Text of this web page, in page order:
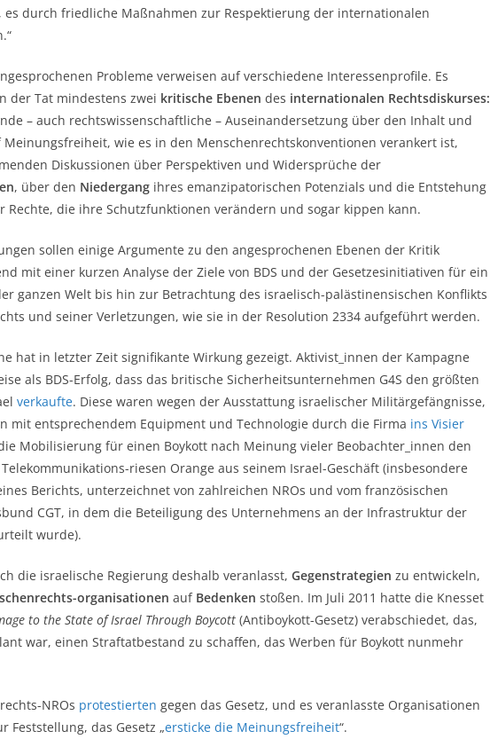
es durch friedliche Maßnahmen zur Respektierung der internationalen
Probleme verweisen auf verschiedene Interessenprofile. Es
der Tat mindestens zwei kritische Ebenen des internationalen Rechtsdiskurses:
– auch rechtswissenschaftliche – Auseinandersetzung über den Inhalt und
Meinungsfreiheit, wie es in den Menschenrechtskonventionen verankert ist,
Diskussionen über Perspektiven und Widersprüche der
, über den Niedergang ihres emanzipatorischen Potenzials und die Entstehung
Rechte, die ihre Schutzfunktionen verändern und sogar kippen kann.
sollen einige Argumente zu den angesprochenen Ebenen der Kritik
mit einer kurzen Analyse der Ziele von BDS und der Gesetzesinitiativen für ein
ganzen Welt bis hin zur Betrachtung des israelisch-palästinensischen Konflikts
und seiner Verletzungen, wie sie in der Resolution 2334 aufgeführt werden.
hat in letzter Zeit signifikante Wirkung gezeigt. Aktivist_innen der Kampagne
als BDS-Erfolg, dass das britische Sicherheitsunternehmen G4S den größten
verkaufte. Diese waren wegen der Ausstattung israelischer Militärgefängnisse,
mit entsprechendem Equipment und Technologie durch die Firma ins Visier
Mobilisierung für einen Boykott nach Meinung vieler Beobachter_innen den
riesen Orange aus seinem Israel-Geschäft (insbesondere
Berichts, unterzeichnet von zahlreichen NROs und vom französischen
CGT, in dem die Beteiligung des Unternehmens an der Infrastruktur der
wurde).
die israelische Regierung deshalb veranlasst, Gegenstrategien zu entwickeln,
organisationen auf Bedenken stoßen. Im Juli 2011 hatte die Knesset
to the State of Israel Through Boycott (Antiboykott-Gesetz) verabschiedet, das,
war, einen Straftatbestand zu schaffen, das Werben für Boykott nunmehr
NROs protestierten gegen das Gesetz, und es veranlasste Organisationen
Feststellung, das Gesetz „ersticke die Meinungsfreiheit“.